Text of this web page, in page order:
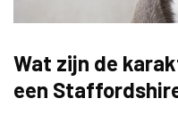
Wat zijn de
een